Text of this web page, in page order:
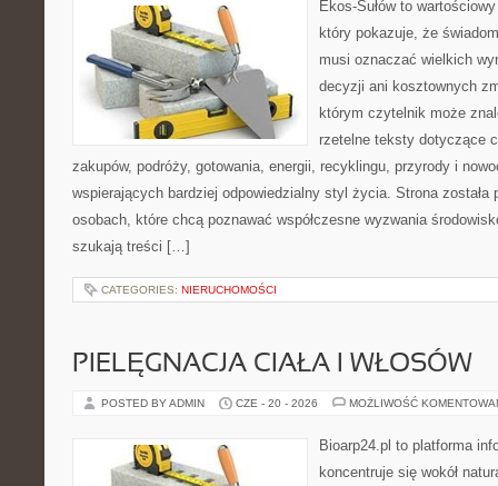
Ekos-Sułów to
który pokazuje, że
musi oznaczać wielkich
decyzji ani kosztownych
którym czytelnik może
rzetelne teksty dotyczące
zakupów, podróży, gotowania, energii, recyklingu, przyrody i
wspierających bardziej odpowiedzialny styl życia. Strona została
osobach, które chcą poznawać współczesne wyzwania
szukają treści […]
CATEGORIES: NIERUCHOMOŚCI
PIELĘGNACJA CIAŁA I WŁOSÓW
POSTED BY ADMIN CZE - 20 - 2026 MOŻLIWOŚĆ
Bioarp24.pl to platforma
koncentruje się wokół